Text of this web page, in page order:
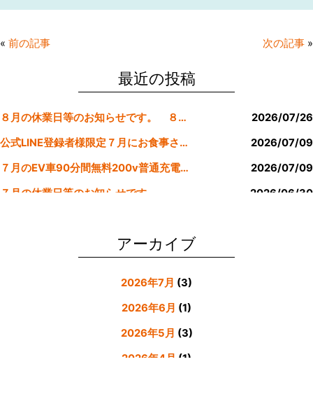
c
e
k
itt e ai
« 前の記事 次の記事 »
最近の投稿
８月の休業日等のお知らせです。 ８月より定休日は金曜日のみにします。
2026/07/26
公式LINE登録者様限定７月にお食事された方にサービスクーポン発行
2026/07/09
７月のEV車90分間無料200v普通充電クーポン券！！
2026/07/09
７月の休業日等のお知らせです。
2026/06/30
アーカイブ
2026年7月 (3)
2026年6月 (1)
2026年5月 (3)
2026年4月 (1)